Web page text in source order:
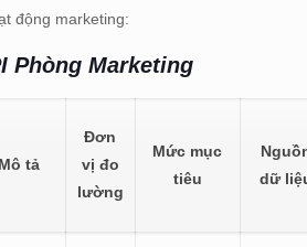
động marketing:
Phòng Marketing
Mô tả
Đơn
vị đo
lường
Mức mục
tiêu
dữ